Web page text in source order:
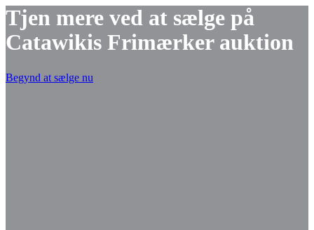
Tjen mere ved at sælge på
Catawikis Frimærker auktion
Begynd at sælge nu